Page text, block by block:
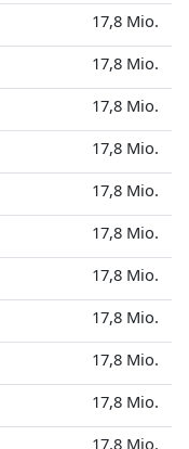
17,8 Mio.
17,8 Mio.
17,8 Mio.
17,8 Mio.
17,8 Mio.
17,8 Mio.
17,8 Mio.
17,8 Mio.
17,8 Mio.
17,8 Mio.
17,8 Mio.